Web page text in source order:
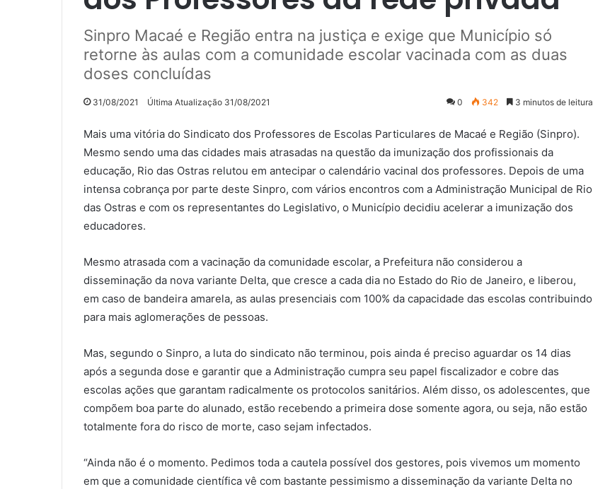
Sinpro Macaé e Região entra na justiça e exige que Município só
retorne às aulas com a comunidade escolar vacinada com as duas
doses concluídas
31/08/2021 Última Atualização 31/08/2021 0 342 3 minutos de leitura
Mais uma vitória do Sindicato dos Professores de Escolas Particulares de Macaé e Região (Sinpro).
Mesmo sendo uma das cidades mais atrasadas na questão da imunização dos profissionais da
educação, Rio das Ostras relutou em antecipar o calendário vacinal dos professores. Depois de uma
intensa cobrança por parte deste Sinpro, com vários encontros com a Administração Municipal de Rio
das Ostras e com os representantes do Legislativo, o Município decidiu acelerar a imunização dos
educadores.
Mesmo atrasada com a vacinação da comunidade escolar, a Prefeitura não considerou a
disseminação da nova variante Delta, que cresce a cada dia no Estado do Rio de Janeiro, e liberou,
em caso de bandeira amarela, as aulas presenciais com 100% da capacidade das escolas contribuindo
para mais aglomerações de pessoas.
Mas, segundo o Sinpro, a luta do sindicato não terminou, pois ainda é preciso aguardar os 14 dias
após a segunda dose e garantir que a Administração cumpra seu papel fiscalizador e cobre das
escolas ações que garantam radicalmente os protocolos sanitários. Além disso, os adolescentes, que
compõem boa parte do alunado, estão recebendo a primeira dose somente agora, ou seja, não estão
totalmente fora do risco de morte, caso sejam infectados.
“Ainda não é o momento. Pedimos toda a cautela possível dos gestores, pois vivemos um momento
em que a comunidade científica vê com bastante pessimismo a disseminação da variante Delta no